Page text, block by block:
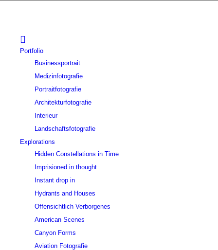
Portfolio
Businessportrait
Medizinfotografie
Portraitfotografie
Architekturfotografie
Interieur
Landschaftsfotografie
Explorations
Hidden Constellations in Time
Imprisioned in thought
Instant drop in
Hydrants and Houses
Offensichtlich Verborgenes
American Scenes
Canyon Forms
Aviation Fotografie